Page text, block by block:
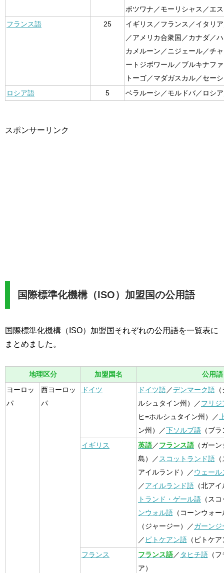
ボツワナ／モーリシャス／エ
フランス語
25
イギリス／フランス／イタリ
／アメリカ合衆国／カナダ／
カメルーン／ニジェール／チ
ートジボワール／ブルキナフ
トーゴ／マダガスカル／セー
ロシア語
5 ベラルーシ／モルドバ／ロシ
スポンサーリンク
国際標準化機構（ISO）加盟国の公用語
国際標準化機構（ISO）加盟国それぞれの公用語を一覧表に
まとめました。
地理区分 加盟国名 公用語
ヨーロッ
パ
西ヨーロッ
パ
ドイツ ドイツ語／デンマーク語
ルシュタイン州）／フリジ
ヒ=ホルシュタイン州）／
ン州）／下ソルブ語 （ブ
イギリス
英語／フランス語 （ガー
島）／ スコットランド語
アイルランド）／ウェール
／アイルランド語 （北ア
トランド・ゲール語 （ス
ンウォル語 （コーンウォ
（ジャージー）／ガーンジ
／ ピトケアン語 （ピトケ
フランス
フランス語／ タヒチ語 （
ア）